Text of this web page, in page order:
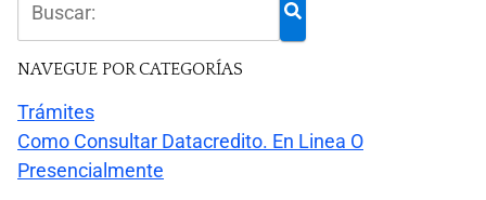
NAVEGUE POR CATEGORÍAS
Trámites
Como Consultar Datacredito. En Linea O
Presencialmente